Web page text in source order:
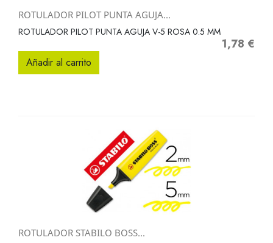
ROTULADOR PILOT PUNTA AGUJA...
ROTULADOR PILOT PUNTA AGUJA V-5 ROSA 0.5 MM
Precio
1,78 €
Añadir al carrito
ROTULADOR STABILO BOSS...